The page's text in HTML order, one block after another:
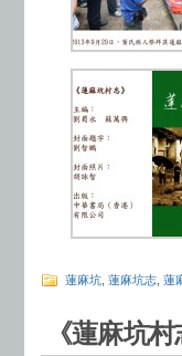
蓮麻坑 蓮麻坑志 蓮
《蓮麻坑